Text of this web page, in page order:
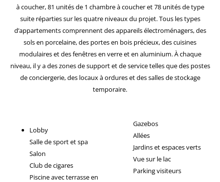
à coucher, 81 unités de 1 chambre à coucher et 78 unités de type
suite réparties sur les quatre niveaux du projet. Tous les types
d’appartements comprennent des appareils électroménagers, des
sols en porcelaine, des portes en bois précieux, des cuisines
modulaires et des fenêtres en verre et en aluminium. À chaque
niveau, il y a des zones de support et de service telles que des postes
de conciergerie, des locaux à ordures et des salles de stockage
temporaire.
Lobby
Salle de sport et spa
Salon
Club de cigares
Piscine avec terrasse en
Gazebos
Allées
Jardins et espaces verts
Vue sur le lac
Parking visiteurs